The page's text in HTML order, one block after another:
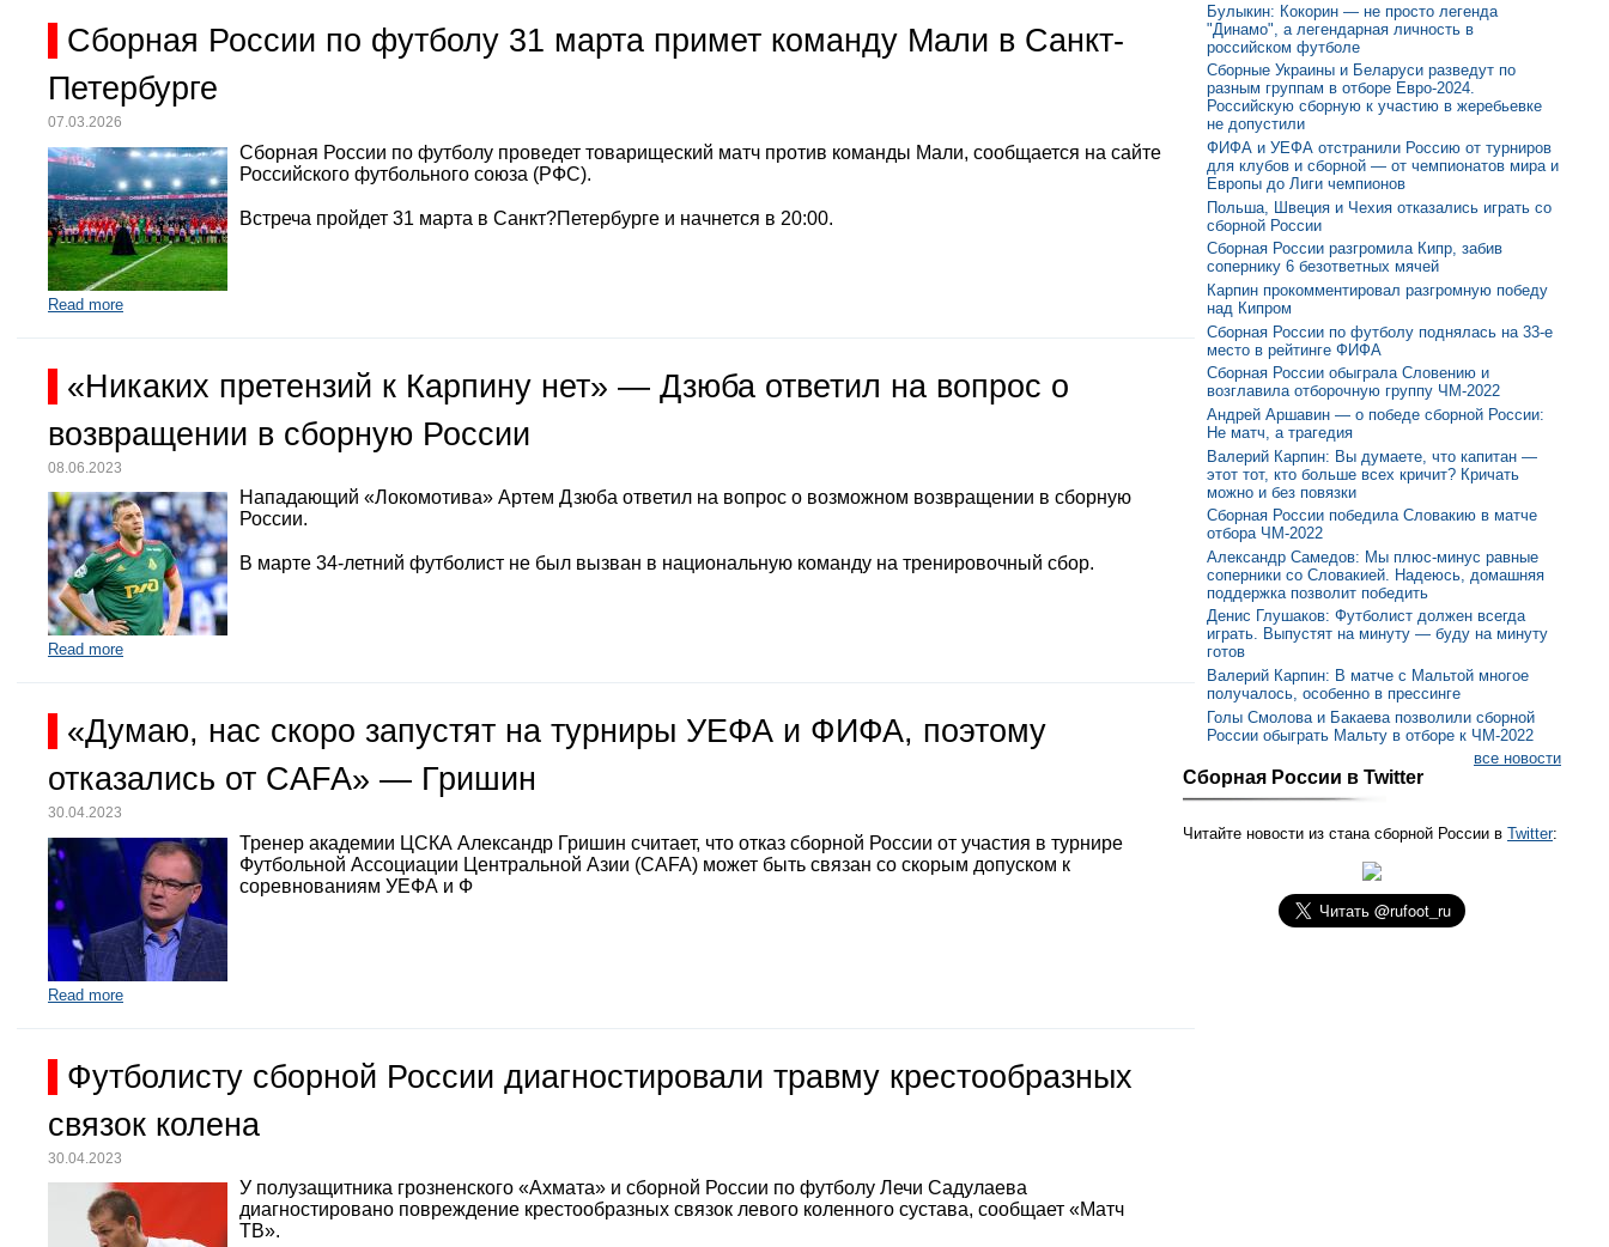
Сборная России по футболу 31 марта примет команду Мали в Санкт-
Петербурге
07.03.2026
Сборная России по футболу проведет товарищеский матч против команды Мали, сообщается на сайте
Российского футбольного союза (РФС).
Встреча пройдет 31 марта в Санкт?Петербурге и начнется в 20:00.
Read more
«Никаких претензий к Карпину нет» — Дзюба ответил на вопрос о
возвращении в сборную России
08.06.2023
Нападающий «Локомотива» Артем Дзюба ответил на вопрос о возможном возвращении в сборную
России.
В марте 34-летний футболист не был вызван в национальную команду на тренировочный сбор.
Read more
«Думаю, нас скоро запустят на турниры УЕФА и ФИФА, поэтому
отказались от CAFA» — Гришин
30.04.2023
Тренер академии ЦСКА Александр Гришин считает, что отказ сборной России от участия в турнире
Футбольной Ассоциации Центральной Азии (CAFA) может быть связан со скорым допуском к
соревнованиям УЕФА и Ф
Read more
Футболисту сборной России диагностировали травму крестообразных
связок колена
30.04.2023
У полузащитника грозненского «Ахмата» и сборной России по футболу Лечи Садулаева
диагностировано повреждение крестообразных связок левого коленного сустава, сообщает «Матч
ТВ».
Булыкин: Кокорин — не просто легенда
"Динамо", а легендарная личность в
российском футболе
Сборные Украины и Беларуси разведут по
разным группам в отборе Евро-2024.
Российскую сборную к участию в жеребьевке
не допустили
ФИФА и УЕФА отстранили Россию от турниров
для клубов и сборной — от чемпионатов мира и
Европы до Лиги чемпионов
Польша, Швеция и Чехия отказались играть со
сборной России
Сборная России разгромила Кипр, забив
сопернику 6 безответных мячей
Карпин прокомментировал разгромную победу
над Кипром
Сборная России по футболу поднялась на 33-е
место в рейтинге ФИФА
Сборная России обыграла Словению и
возглавила отборочную группу ЧМ-2022
Андрей Аршавин — о победе сборной России:
Не матч, а трагедия
Валерий Карпин: Вы думаете, что капитан —
этот тот, кто больше всех кричит? Кричать
можно и без повязки
Сборная России победила Словакию в матче
отбора ЧМ-2022
Александр Самедов: Мы плюс-минус равные
соперники со Словакией. Надеюсь, домашняя
поддержка позволит победить
Денис Глушаков: Футболист должен всегда
играть. Выпустят на минуту — буду на минуту
готов
Валерий Карпин: В матче с Мальтой многое
получалось, особенно в прессинге
Голы Смолова и Бакаева позволили сборной
России обыграть Мальту в отборе к ЧМ-2022
все новости
Сборная России в Twitter
Читайте новости из стана сборной России в Twitter: